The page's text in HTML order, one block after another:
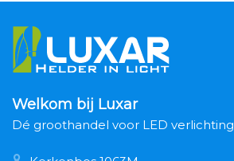
Welkom bij Luxar
Dé groothandel voor LED verlichting